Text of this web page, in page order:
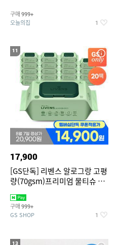
구매 999+
오늘의집 1
11
17,900
[GS단독] 리벤스 알로그랑 고평
량(70gsm)프리미엄 물티슈 70
구매 999+
GS SHOP 1
13